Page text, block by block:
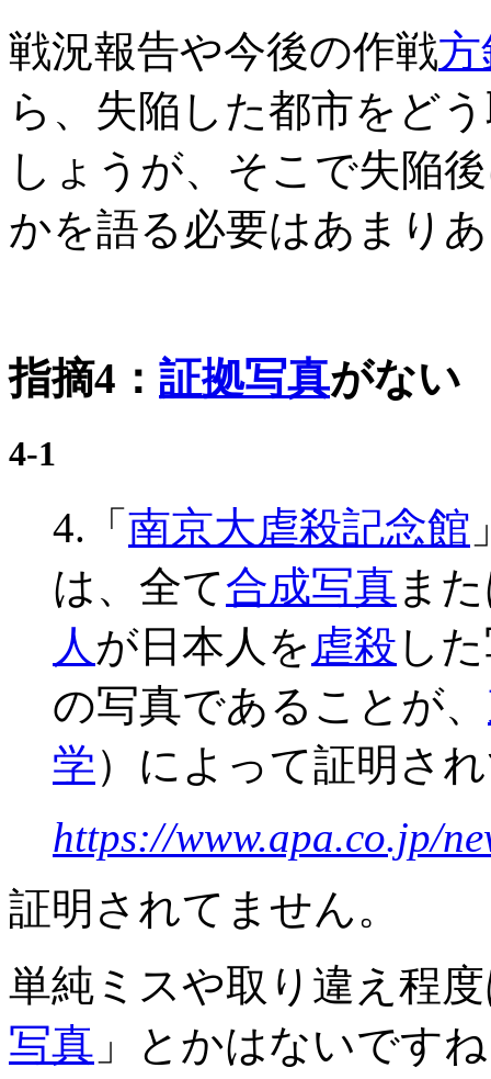
戦況報告や今後の作戦
ら、失陥した都市をど
しょうが、そこで失陥
かを語る必要はあまり
指摘4： 証拠写真がない
4-1
4.「 南京大虐殺記念館
は、全て合成写真ま
人 が日本人を 虐殺 し
の写真であることが、
学）によって証明さ
https://www.apa.co.jp/
証明されてません。
単純ミスや取り違え程
写真 」とかはないです